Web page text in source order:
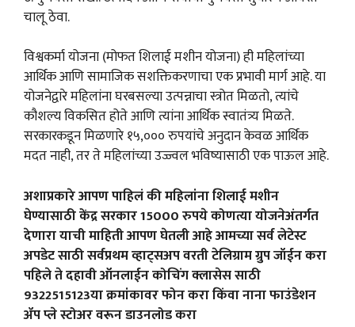
चालू ठेवा.
विश्वकर्मा योजना (मोफत शिलाई मशीन योजना) ही महिलांच्या
आर्थिक आणि सामाजिक सशक्तिकरणाचा एक प्रभावी मार्ग आहे. या
योजनेद्वारे महिलांना घरबसल्या उत्पन्नाचा स्त्रोत मिळतो, त्यांचे
कौशल्य विकसित होते आणि त्यांना आर्थिक स्वातंत्र्य मिळते.
सरकारकडून मिळणारे १५,००० रुपयांचे अनुदान केवळ आर्थिक
मदत नाही, तर ते महिलांच्या उज्ज्वल भविष्यासाठी एक पाऊल आहे.
अशाप्रकारे आपण पाहिलं की महिलांना शिलाई मशीन
घेण्यासाठी केंद्र सरकार 15000 रुपये कोणत्या योजनेअंतर्गत
देणारा याची माहिती आपण घेतली आहे आमच्या सर्व लेटेस्ट
अपडेट साठी सर्वप्रथम व्हाट्सअप वरती टेलिग्राम ग्रुप जॉईन करा
पहिले ते दहावी ऑनलाईन कोचिंग क्लासेस साठी
9322515123या क्रमांकावर फोन करा किंवा नाना फाउंडेशन
ॲप प्ले स्टोअर वरून डाउनलोड करा